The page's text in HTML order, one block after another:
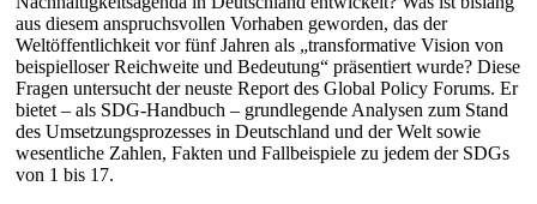
aus diesem anspruchsvollen Vorhaben geworden, das der
Weltöffentlichkeit vor fünf Jahren als „transformative Vision von
beispielloser Reichweite und Bedeutung“ präsentiert wurde? Diese
Fragen untersucht der neuste Report des Global Policy Forums. Er
bietet – als SDG-Handbuch – grundlegende Analysen zum Stand
des Umsetzungsprozesses in Deutschland und der Welt sowie
wesentliche Zahlen, Fakten und Fallbeispiele zu jedem der SDGs
von 1 bis 17.